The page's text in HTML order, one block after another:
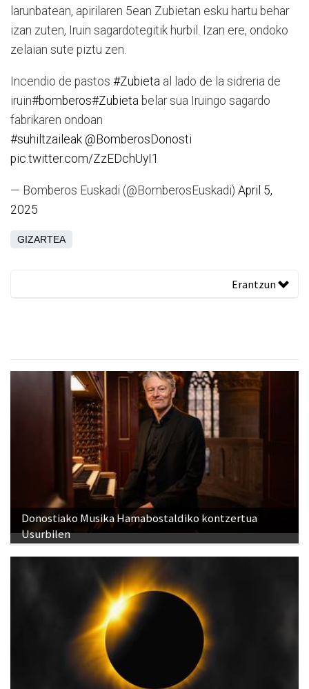
larunbatean, apirilaren 5ean Zubietan esku hartu behar
izan zuten, Iruin sagardotegitik hurbil. Izan ere, ondoko
zelaian sute piztu zen.
Incendio de pastos #Zubieta al lado de la sidreria de
iruin#bomberos#Zubieta belar sua Iruingo sagardo
fabrikaren ondoan
#suhiltzaileak @BomberosDonosti
pic.twitter.com/ZzEDchUyI1
— Bomberos Euskadi (@BomberosEuskadi) April 5,
2025
GIZARTEA
Erantzun
Donostiako Musika Hamabostaldiko kontzertua
Usurbilen